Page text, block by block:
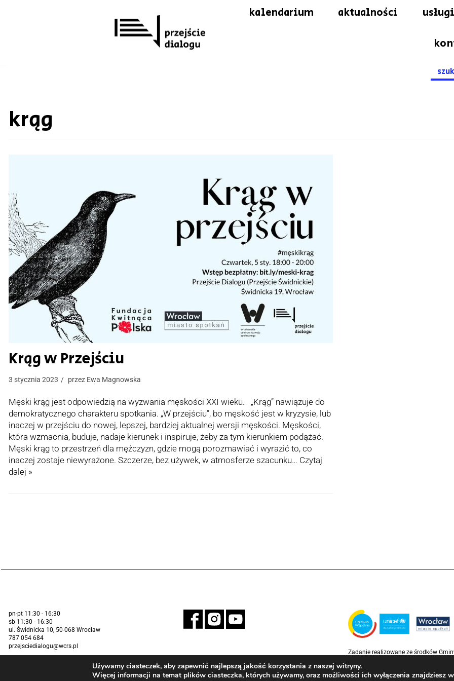
kalendarium aktualności
for:
krąg
Krąg w Przejściu
3 stycznia 2023 przez Ewa Magnowska
Męski krąg jest odpowiedzią na wyzwania męskości XXI wieku. „Krąg” nawiązuje do
demokratycznego charakteru spotkania. „W przejściu”, bo męskość jest w kryzysie, lub
inaczej w przejściu do nowej, lepszej, bardziej aktualnej wersji męskości. Męskości,
która wzmacnia, buduje, nadaje kierunek i inspiruje, żeby za tym kierunkiem podążać.
Męski krąg to przestrzeń dla mężczyzn, gdzie mogą porozmawiać i wyrazić to, co
inaczej zostaje niewyrażone. Szczerze, bez używek, w atmosferze szacunku… Czytaj
dalej »
pn-pt 11:30 - 16:30
sb 11:30 - 16:30
ul. Świdnicka 10, 50-068 Wrocław
787 054 684
przejsciedialogu@wcrs.pl
Zadanie realizowane ze środków
Rzecz Dzieci (UNICEF)
Używamy ciasteczek, aby zapewnić najlepszą jakość korzystania z naszej witryny.
Więcej informacji na temat plików ciasteczka, których używamy, oraz możliwości ich wyłączenia znajdziesz w